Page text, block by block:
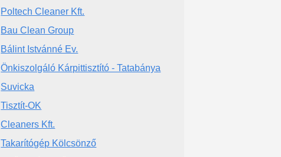
Poltech Cleaner Kft.
Bau Clean Group
Bálint Istvánné Ev.
Önkiszolgáló Kárpittisztító - Tatabánya
Suvicka
Tisztít-OK
Cleaners Kft.
Takarítógép Kölcsönző